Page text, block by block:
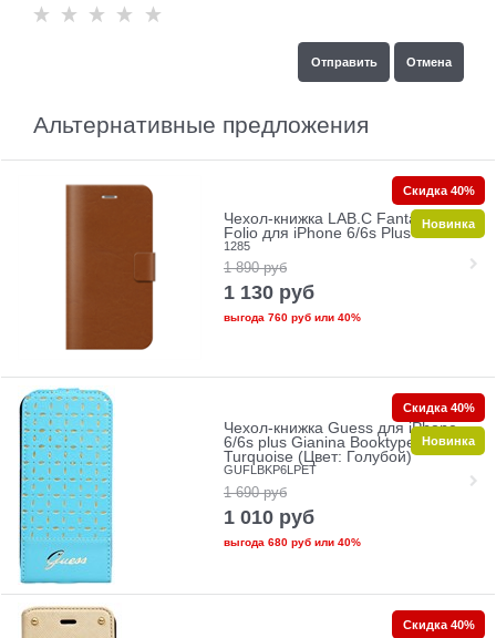
Альтернативные предложения
Чехол-книжка LAB.C Fantastic 5
Folio для iPhone 6/6s Plus+
1285
1 890 руб
1 130 руб
выгода 760 рубили 40%
Скидка 40%
Новинка
Чехол-книжка Guess для iPhone
6/6s plus Gianina Booktype
Turquoise (Цвет: Голубой)
GUFLBKP6LPET
1 690 руб
1 010 руб
выгода 680 рубили 40%
Скидка 40%
Новинка
Скидка 40%